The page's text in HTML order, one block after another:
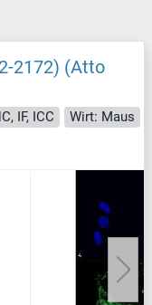
2172) (Atto
IF, ICC
Wirt: Maus